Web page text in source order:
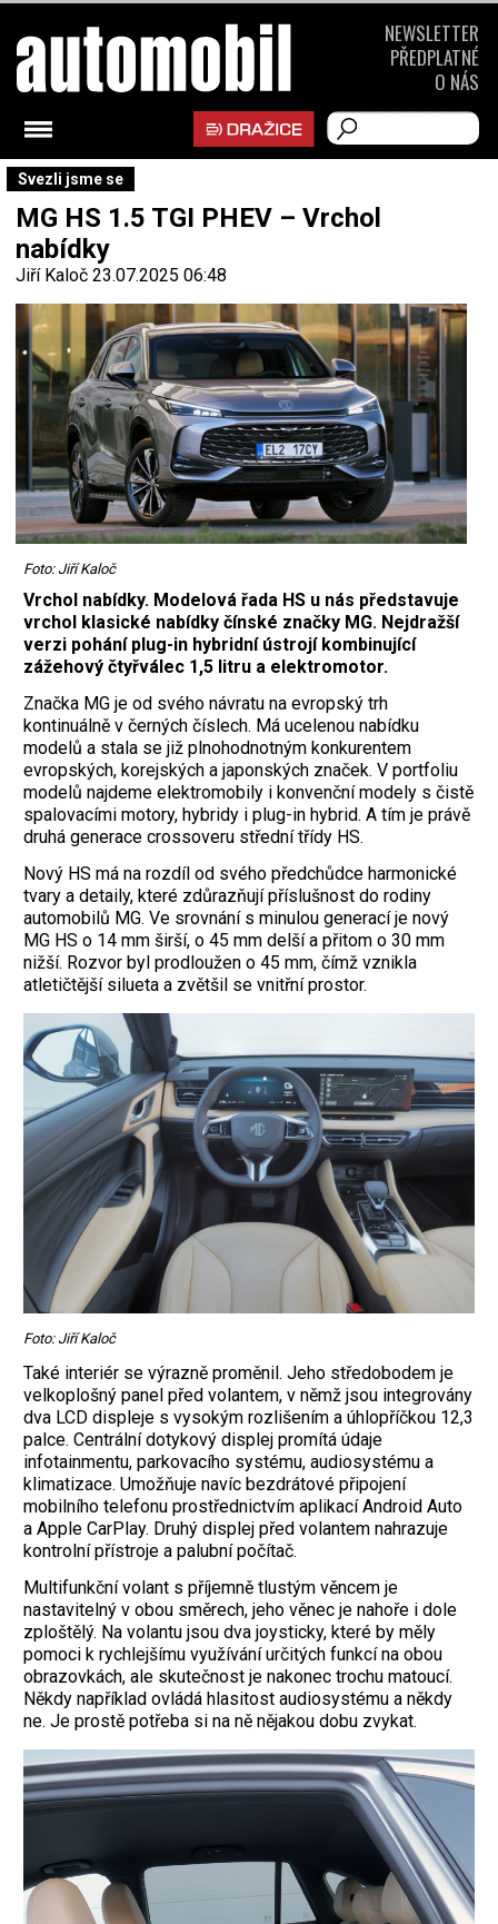
Svezli jsme se
MG HS 1.5 TGI PHEV – Vrchol
nabídky
Jiří Kaloč 23.07.2025 06:48
Foto: Jiří Kaloč
Vrchol nabídky. Modelová řada HS u nás představuje
vrchol klasické nabídky čínské značky MG. Nejdražší
verzi pohání plug-in hybridní ústrojí kombinující
zážehový čtyřválec 1,5 litru a elektromotor.
Značka MG je od svého návratu na evropský trh
kontinuálně v černých číslech. Má ucelenou nabídku
modelů a stala se již plnohodnotným konkurentem
evropských, korejských a japonských značek. V portfoliu
modelů najdeme elektromobily i konvenční modely s čistě
spalovacími motory, hybridy i plug-in hybrid. A tím je právě
druhá generace crossoveru střední třídy HS.
Nový HS má na rozdíl od svého předchůdce harmonické
tvary a detaily, které zdůrazňují příslušnost do rodiny
automobilů MG. Ve srovnání s minulou generací je nový
MG HS o 14 mm širší, o 45 mm delší a přitom o 30 mm
nižší. Rozvor byl prodloužen o 45 mm, čímž vznikla
atletičtější silueta a zvětšil se vnitřní prostor.
Foto: Jiří Kaloč
Také interiér se výrazně proměnil. Jeho středobodem je
velkoplošný panel před volantem, v němž jsou integrovány
dva LCD displeje s vysokým rozlišením a úhlopříčkou 12,3
palce. Centrální dotykový displej promítá údaje
infotainmentu, parkovacího systému, audiosystému a
klimatizace. Umožňuje navíc bezdrátové připojení
mobilního telefonu prostřednictvím aplikací Android Auto
a Apple CarPlay. Druhý displej před volantem nahrazuje
kontrolní přístroje a palubní počítač.
Multifunkční volant s příjemně tlustým věncem je
nastavitelný v obou směrech, jeho věnec je nahoře i dole
zploštělý. Na volantu jsou dva joysticky, které by měly
pomoci k rychlejšímu využívání určitých funkcí na obou
obrazovkách, ale skutečnost je nakonec trochu matoucí.
Někdy například ovládá hlasitost audiosystému a někdy
ne. Je pros­tě potřeba si na ně nějakou dobu zvykat.
NEWSLETTER
PŘEDPLATNÉ
O NÁS